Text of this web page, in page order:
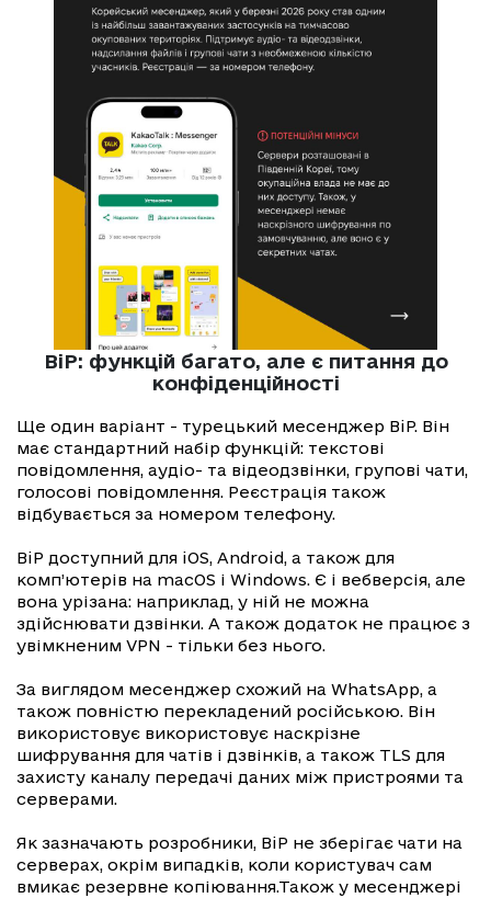
BiP: функцій багато, але є питання до
конфіденційності
Ще один варіант - турецький месенджер BiP. Він
має стандартний набір функцій: текстові
повідомлення, аудіо- та відеодзвінки, групові чати,
голосові повідомлення. Реєстрація також
відбувається за номером телефону.
BiP доступний для iOS, Android, а також для
комп’ютерів на macOS і Windows. Є і вебверсія, але
вона урізана: наприклад, у ній не можна
здійснювати дзвінки. А також додаток не працює з
увімкненим VPN - тільки без нього.
За виглядом месенджер схожий на WhatsApp, а
також повністю перекладений російською. Він
використовує використовує наскрізне
шифрування для чатів і дзвінків, а також TLS для
захисту каналу передачі даних між пристроями та
серверами.
Як зазначають розробники, BiP не зберігає чати на
серверах, окрім випадків, коли користувач сам
вмикає резервне копіювання.Також у месенджері